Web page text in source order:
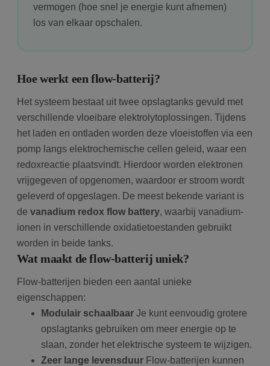
vermogen (hoe snel je energie kunt afnemen)
los van elkaar opschalen.
Hoe werkt een flow-batterij?
Het systeem bestaat uit twee opslagtanks gevuld met
verschillende vloeibare elektrolytoplossingen. Tijdens
het laden en ontladen worden deze vloeistoffen via een
pomp langs elektrochemische cellen geleid, waar een
redoxreactie plaatsvindt. Hierdoor worden elektronen
vrijgegeven of opgenomen, waardoor er stroom wordt
geleverd of opgeslagen. De meest bekende variant is
de vanadium redox flow battery, waarbij vanadium-
ionen in verschillende oxidatietoestanden gebruikt
worden in beide tanks.
Wat maakt de flow-batterij uniek?
Flow-batterijen bieden een aantal unieke
eigenschappen:
Modulair schaalbaarJe kunt eenvoudig grotere
opslagtanks gebruiken om meer energie op te
slaan, zonder het elektrische systeem te wijzigen.
Zeer lange levensduurFlow-batterijen kunnen